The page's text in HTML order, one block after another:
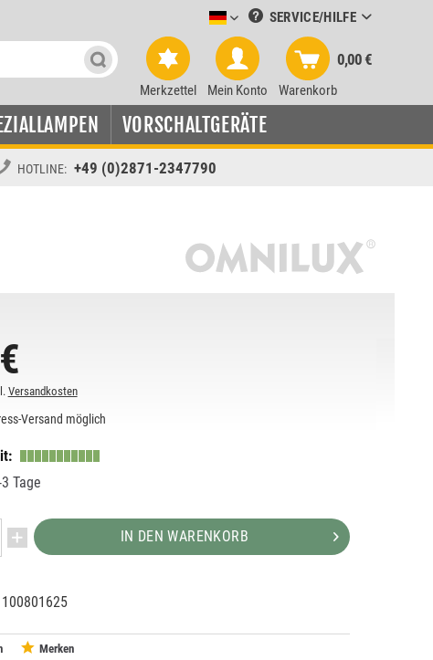
Leuchtmittel-Verkauf deutsch
SERVICE/HILFE
Merkzettel Mein Konto Warenkorb
0,00 €
VORSCHALTGERÄTE
HOTLINE: +49 (0)2871-2347790
Versandkosten
Versand möglich
Tage
IN DEN WARENKORB
100801625
Merken